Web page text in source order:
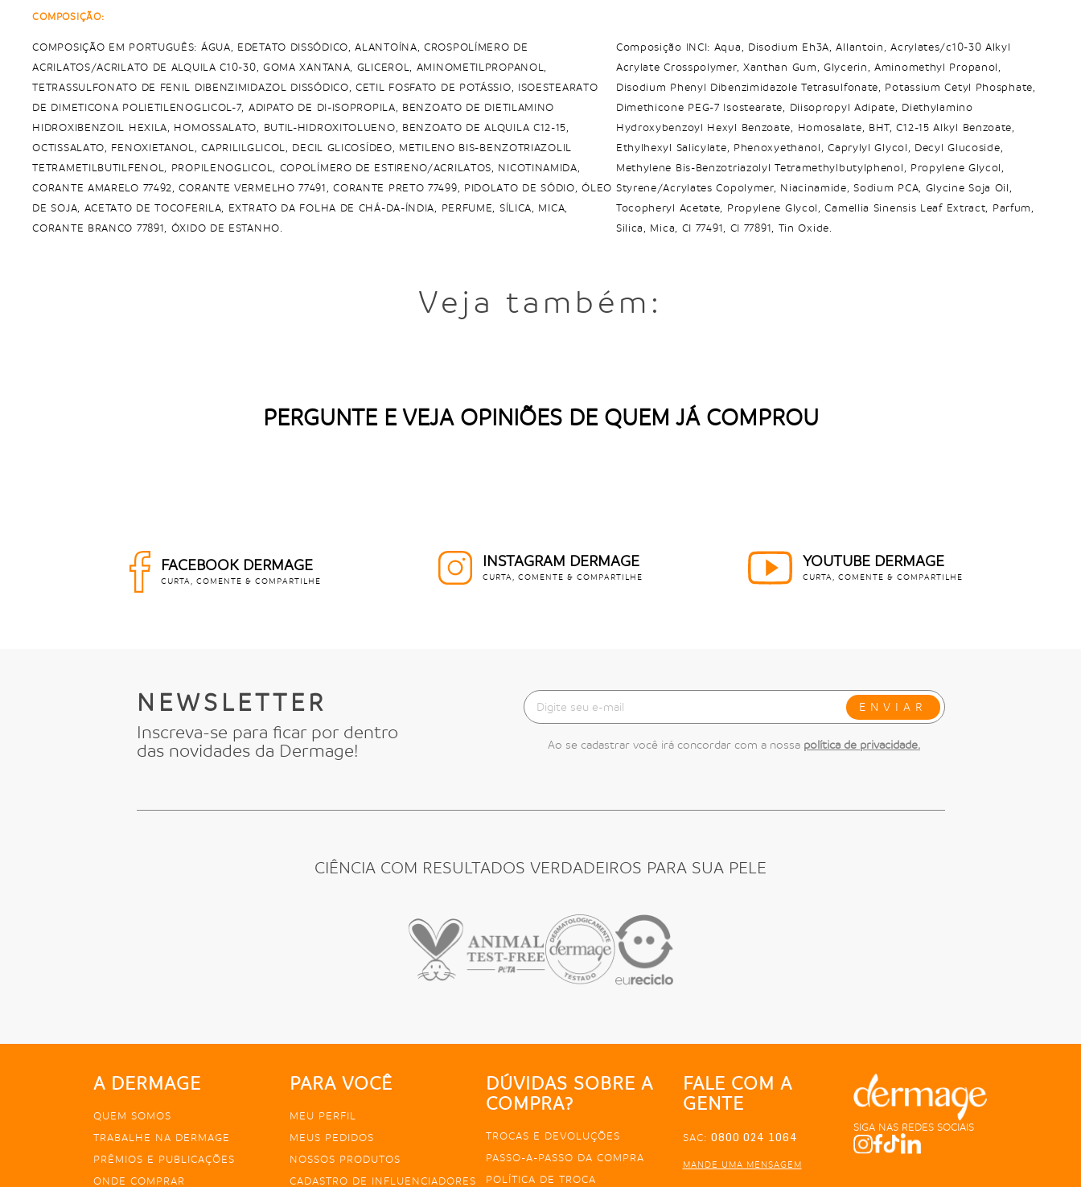
COMPOSIÇÃO:
COMPOSIÇÃO EM PORTUGUÊS: ÁGUA, EDETATO DISSÓDICO, ALANTOÍNA, CROSPOLÍMERO DE
ACRILATOS/ACRILATO DE ALQUILA C10-30, GOMA XANTANA, GLICEROL, AMINOMETILPROPANOL,
TETRASSULFONATO DE FENIL DIBENZIMIDAZOL DISSÓDICO, CETIL FOSFATO DE POTÁSSIO, ISOESTEARATO
DE DIMETICONA POLIETILENOGLICOL-7, ADIPATO DE DI-ISOPROPILA, BENZOATO DE DIETILAMINO
HIDROXIBENZOIL HEXILA, HOMOSSALATO, BUTIL-HIDROXITOLUENO, BENZOATO DE ALQUILA C12-15,
OCTISSALATO, FENOXIETANOL, CAPRILILGLICOL, DECIL GLICOSÍDEO, METILENO BIS-BENZOTRIAZOLIL
TETRAMETILBUTILFENOL, PROPILENOGLICOL, COPOLÍMERO DE ESTIRENO/ACRILATOS, NICOTINAMIDA,
CORANTE AMARELO 77492, CORANTE VERMELHO 77491, CORANTE PRETO 77499, PIDOLATO DE SÓDIO, ÓLEO
DE SOJA, ACETATO DE TOCOFERILA, EXTRATO DA FOLHA DE CHÁ-DA-ÍNDIA, PERFUME, SÍLICA, MICA,
CORANTE BRANCO 77891, ÓXIDO DE ESTANHO.
Composição INCI: Aqua, Disodium Eh3A, Allantoin, Acrylates/c10-30 Alkyl
Acrylate Crosspolymer, Xanthan Gum, Glycerin, Aminomethyl Propanol,
Disodium Phenyl Dibenzimidazole Tetrasulfonate, Potassium Cetyl Phosphate,
Dimethicone PEG-7 Isostearate, Diisopropyl Adipate, Diethylamino
Hydroxybenzoyl Hexyl Benzoate, Homosalate, BHT, C12-15 Alkyl Benzoate,
Ethylhexyl Salicylate, Phenoxyethanol, Caprylyl Glycol, Decyl Glucoside,
Methylene Bis-Benzotriazolyl Tetramethylbutylphenol, Propylene Glycol,
Styrene/Acrylates Copolymer, Niacinamide, Sodium PCA, Glycine Soja Oil,
Tocopheryl Acetate, Propylene Glycol, Camellia Sinensis Leaf Extract, Parfum,
Silica, Mica, CI 77491, CI 77891, Tin Oxide.
Veja também:
PERGUNTE E VEJA OPINIÕES DE QUEM JÁ COMPROU
FACEBOOK DERMAGE
CURTA, COMENTE & COMPARTILHE
INSTAGRAM DERMAGE
CURTA, COMENTE & COMPARTILHE
YOUTUBE DERMAGE
CURTA, COMENTE & COMPARTILHE
NEWSLETTER
Inscreva-se para ficar por dentro
das novidades da Dermage!
ENVIAR
Ao se cadastrar você irá concordar com a nossa política de privacidade.
CIÊNCIA COM RESULTADOS VERDADEIROS PARA SUA PELE
A DERMAGE
QUEM SOMOS
TRABALHE NA DERMAGE
PRÊMIOS E PUBLICAÇÕES
ONDE COMPRAR
PARA VOCÊ
MEU PERFIL
MEUS PEDIDOS
NOSSOS PRODUTOS
CADASTRO DE INFLUENCIADORES
DÚVIDAS SOBRE A
COMPRA?
TROCAS E DEVOLUÇÕES
PASSO-A-PASSO DA COMPRA
POLÍTICA DE TROCA
FALE COM A
GENTE
SAC: 0800 024 1064
MANDE UMA MENSAGEM
SIGA NAS REDES SOCIAIS